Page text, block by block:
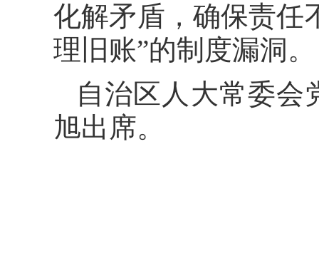
化解矛盾，确保责任
理旧账”的制度漏洞。
自治区人大常委会
旭出席。